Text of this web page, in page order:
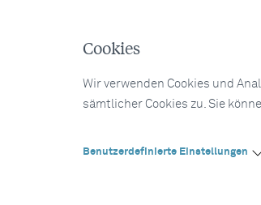
Cookies
Wir verwenden Cookies und
sämtlicher Cookies zu. Sie
Benutzerdefinierte Einstellungen